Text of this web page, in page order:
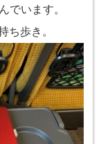
でいます。
ち歩き。